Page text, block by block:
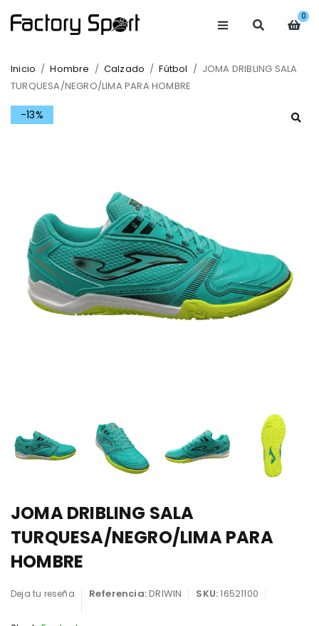
0
Inicio / Hombre / Calzado / Fútbol / JOMA DRIBLING SALA
TURQUESA/NEGRO/LIMA PARA HOMBRE
-13%
JOMA DRIBLING SALA
TURQUESA/NEGRO/LIMA PARA
HOMBRE
Deja tu reseña Referencia:DRIWIN SKU:16521100